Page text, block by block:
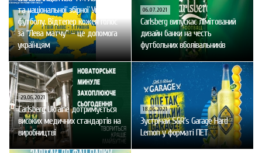
та національної збірної України з
футболу. Відтепер кожен голос
за “Лева матчу” – це допомога
українцям
06.07.2021
Carlsberg випускає лімітований
дизайн банки на честь
футбольних вболівальників
29.06.2021
Carlsberg Ukraine дотримується
високих медичних стандартів на
виробництві
18.06.2021
Зустрічай S&R’s Garage Hard
Lemon у форматі ПЕТ